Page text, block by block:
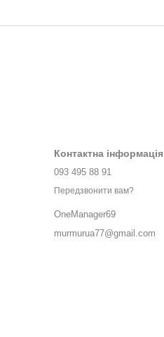
Контактна інформація
093 495 88 91
Передзвонити вам?
OneManager69
murmurua77@gmail.com